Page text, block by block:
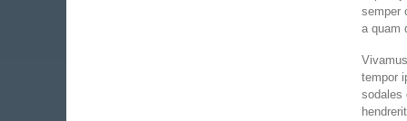
semper
a quam
tempor
sodales